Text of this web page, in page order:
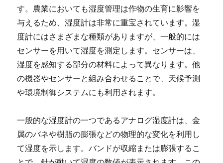
す。農業においても湿度管理は作物の生育に影響を
与えるため、湿度計は非常に重宝されています。湿
度計にはさまざまな種類がありますが、一般的には
センサーを用いて湿度を測定します。センサーは、
湿度を感知する部分の材料によって異なります。他
の機器やセンサーと組み合わせることで、天候予測
や環境制御システムにも利用されます。
一般的な湿度計の一つであるアナログ湿度計は、金
属のバネや樹脂の膨張などの物理的な変化を利用し
て湿度を示します。バンドが収縮または膨張するこ